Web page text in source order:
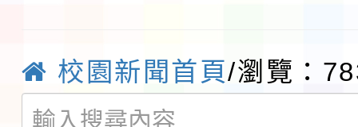
程
函轉國家通訊傳播委員
鎮韌性（防空）演習－
「115年金融知識線上
校園新聞首頁/瀏覽：